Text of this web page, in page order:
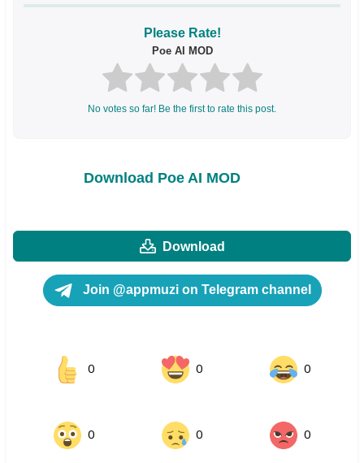
Please Rate!
Poe AI MOD
No votes so far! Be the first to rate this post.
Download Poe AI MOD
Download
Join @appmuzi on Telegram channel
0 0 0
0 0 0